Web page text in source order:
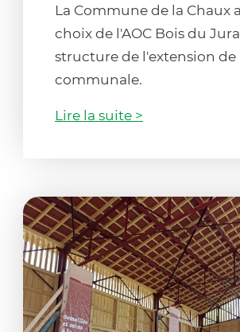
La Commune de la Chaux
choix de l'AOC Bois du
structure de l'extension de
communale.
Lire la suite >